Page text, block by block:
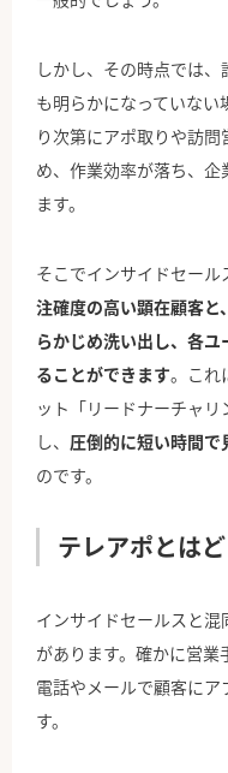
しかし、その時点では
も明らかになっていな
り次第にアポ取りや訪
め、作業効率が落ち、
ます。
そこでインサイドセール
注確度の高い顕在顧客と
らかじめ洗い出し、各
ることができます。これ
ット「リードナーチャ
し、 圧倒的に短い時間
のです。
テレアポとは
インサイドセールスと混
があります。確かに営
電話やメールで顧客に
す。